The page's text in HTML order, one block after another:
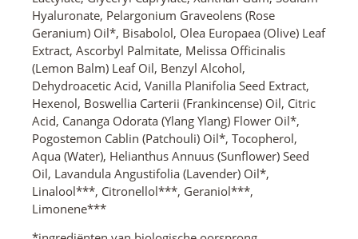
Hyaluronate, Pelargonium Graveolens (Rose
Geranium) Oil*, Bisabolol, Olea Europaea (Olive) Leaf
Extract, Ascorbyl Palmitate, Melissa Officinalis
(Lemon Balm) Leaf Oil, Benzyl Alcohol,
Dehydroacetic Acid, Vanilla Planifolia Seed Extract,
Hexenol, Boswellia Carterii (Frankincense) Oil, Citric
Acid, Cananga Odorata (Ylang Ylang) Flower Oil*,
Pogostemon Cablin (Patchouli) Oil*, Tocopherol,
Aqua (Water), Helianthus Annuus (Sunflower) Seed
Oil, Lavandula Angustifolia (Lavender) Oil*,
Linalool***, Citronellol***, Geraniol***,
Limonene***